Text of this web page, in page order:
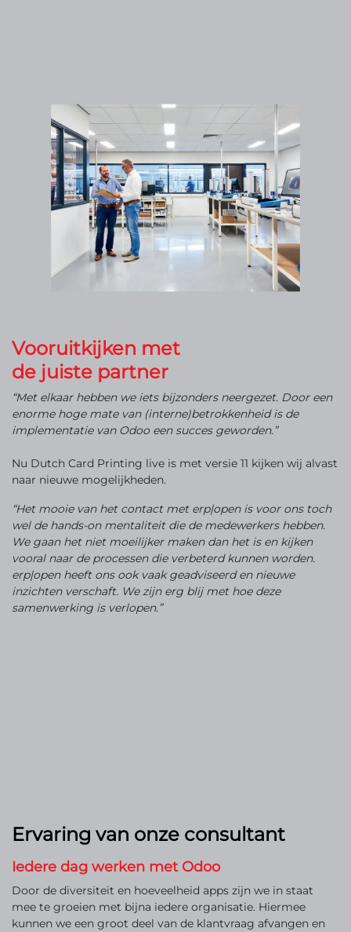
Vooruitkijken met
de juiste partner
“Met elkaar hebben we iets bijzonders neergezet. Door een
enorme hoge mate van (interne)betrokkenheid is de
implementatie van Odoo een succes geworden.”
Nu Dutch Card Printing live is met versie 11 kijken wij alvast
naar nieuwe mogelijkheden.
“Het mooie van het contact met erp|open is voor ons toch
wel de hands-on mentaliteit die de medewerkers hebben.
We gaan het niet moeilijker maken dan het is en kijken
vooral naar de processen die verbeterd kunnen worden.
erp|open heeft ons ook vaak geadviseerd en nieuwe
inzichten verschaft. We zijn erg blij met hoe deze
samenwerking is verlopen.”
​Ervaring van onze consultant
Iedere dag werken met Odoo
Door de diversiteit en hoeveelheid apps zijn we in staat
mee te groeien met bijna iedere organisatie. Hiermee
kunnen we een groot deel van de klantvraag afvangen en